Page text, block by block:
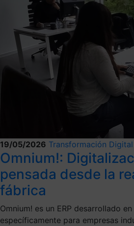
19/05/2026 Transformación Digital
Omnium!:
pensada desde la
fábrica
Omnium! es un ERP desarrollado
específicamente para empresas